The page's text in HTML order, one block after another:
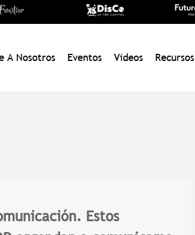
A Nosotros Eventos Videos Recursos
Estos